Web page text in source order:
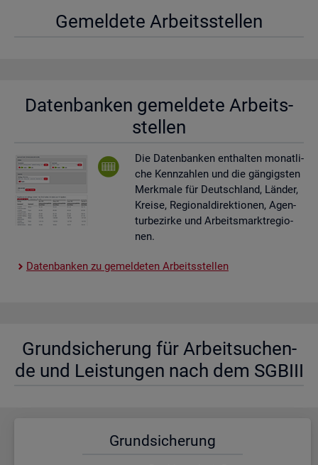
Ge­mel­de­te Ar­beits­stel­len
Da­ten­ban­ken ge­mel­de­te Ar­beits­
stel­len
Die Da­ten­ban­ken ent­hal­ten mo­nat­li­
che Kenn­zah­len und die gän­gigs­ten
Merk­ma­le für Deutsch­land, Län­der,
Krei­se, Re­gio­nal­di­rek­tio­nen, Agen­
tur­be­zir­ke und Ar­beits­markt­re­gio­
nen.
Da­ten­ban­ken zu ge­mel­de­ten Ar­beits­stel­len
Grund­si­che­rung für Ar­beit­su­chen­
de und Leis­tun­gen nach dem SGBIII
Grund­si­che­rung